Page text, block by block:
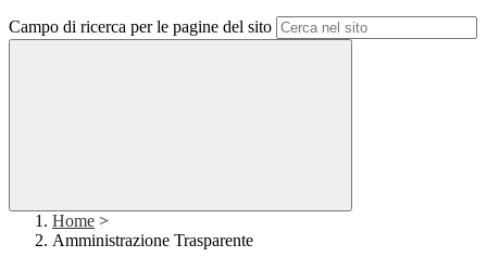
Campo di ricerca per le pagine del sito
Home >
Amministrazione Trasparente